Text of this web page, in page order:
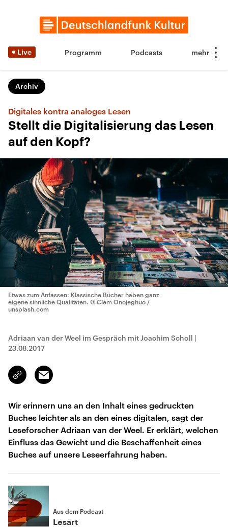
Live Programm Podcasts
Archiv
Digitales kontra analoges Lesen
Stellt die Digitalisierung das Lesen
auf den Kopf?
Etwas zum Anfassen: Klassische Bücher haben ganz
eigene sinnliche Qualitäten. © Clem Onojeghuo /
unsplash.com
Adriaan van der Weel im Gespräch mit Joachim Scholl |
23.08.2017
Link
kopieren/teilen
Email
Wir erinnern uns an den Inhalt eines gedruckten
Buches leichter als an den eines digitalen, sagt der
Leseforscher Adriaan van der Weel. Er erklärt, welchen
Einfluss das Gewicht und die Beschaffenheit eines
Buches auf unsere Leseerfahrung haben.
Aus dem Podcast
Lesart